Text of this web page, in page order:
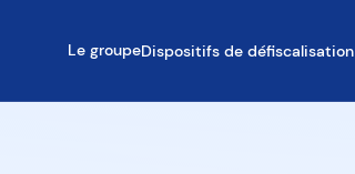
Le groupeDispositifs de défiscalisation